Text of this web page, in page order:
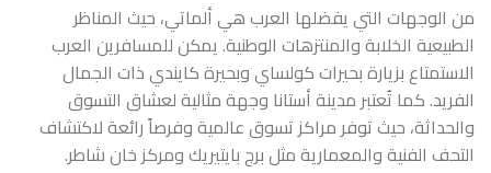
من الوجهات التي يفضلها العرب هي ألماتي، حيث المناظر
الطبيعية الخلابة والمنتزهات الوطنية. يمكن للمسافرين العرب
الاستمتاع بزيارة بحيرات كولساي وبحيرة كايندي ذات الجمال
الفريد. كما تُعتبر مدينة أستانا وجهة مثالية لعشاق التسوق
والحداثة، حيث توفر مراكز تسوق عالمية وفرصاً رائعة لاكتشاف
التحف الفنية والمعمارية مثل برج بايتيريك ومركز خان شاطر.